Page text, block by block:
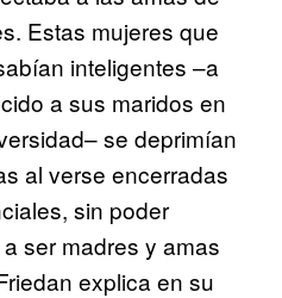
Estas mujeres que
inteligentes –a
a sus maridos en
se deprimían
al verse encerradas
sin poder
ser madres y amas
explica en su